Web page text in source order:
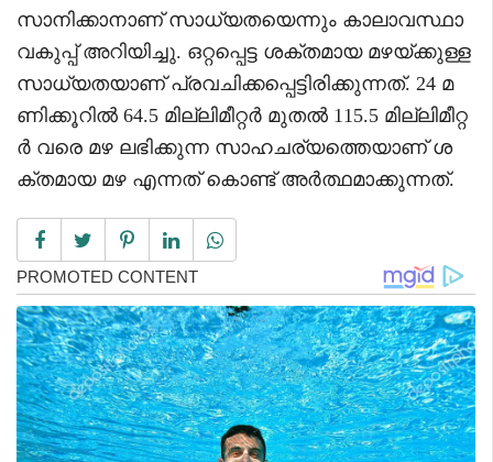
സാനിക്കാനാണ് സാധ്യതയെന്നും കാലാവസ്ഥാ
വകുപ്പ് അറിയിച്ചു. ഒറ്റപ്പെട്ട ശക്തമായ മഴയ്ക്കുള്ള
സാധ്യതയാണ് പ്രവചിക്കപ്പെട്ടിരിക്കുന്നത്. 24 മ
ണിക്കൂറിൽ 64.5 മില്ലിമീറ്റർ മുതൽ 115.5 മില്ലിമീറ്റ
ർ വരെ മഴ ലഭിക്കുന്ന സാഹചര്യത്തെയാണ് ശ
ക്തമായ മഴ എന്നത് കൊണ്ട് അർത്ഥമാക്കുന്നത്.